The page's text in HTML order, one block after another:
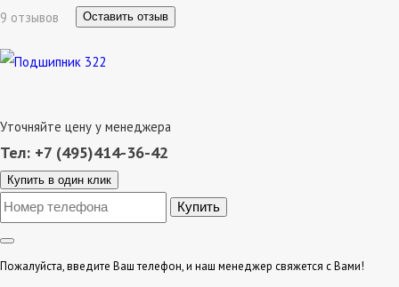
9 отзывов Оставить отзыв
Уточняйте цену у менеджера
Тел: +7 (495)414-36-42
Купить в один клик
Пожалуйста, введите Ваш телефон, и наш менеджер свяжется с Вами!